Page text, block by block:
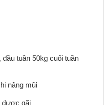
tuần 50kg cuối tuần
nâng mũi
được gãi